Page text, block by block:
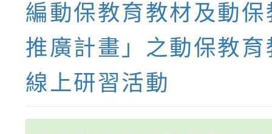
編動保教育教材及動
推廣計畫」之動保教
線上研習活動